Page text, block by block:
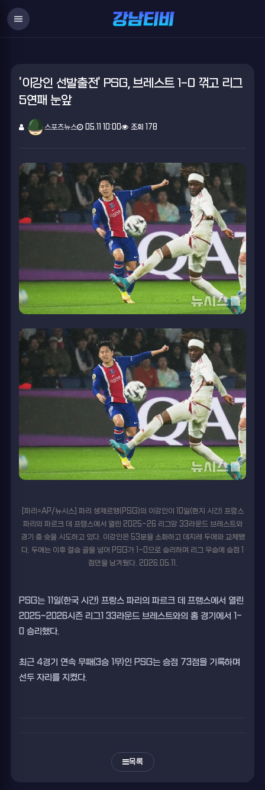
menu
'이강인 선발출전' PSG, 브레스트 1-0 꺾고 리그
5연패 눈앞
스포츠뉴스 05.11 10:00 조회 178
[파리=AP/뉴시스] 파리 생제르맹(PSG)의 이강인이 10일(현지 시간) 프랑스
파리의 파르크 데 프랭스에서 열린 2025-26 리그앙 33라운드 브레스트와
경기 중 슛을 시도하고 있다. 이강인은 53분을 소화하고 데지레 두에와 교체됐
다. 두에는 이후 결승 골을 넣어 PSG가 1-0으로 승리하며 리그 우승에 승점 1
점만을 남겨뒀다. 2026.05.11.
PSG는 11일(한국 시간) 프랑스 파리의 파르크 데 프랭스에서 열린
2025~2026시즌 리그1 33라운드 브레스트와의 홈 경기에서 1-
0 승리했다.
최근 4경기 연속 무패(3승 1무)인 PSG는 승점 73점을 기록하며
선두 자리를 지켰다.
목록